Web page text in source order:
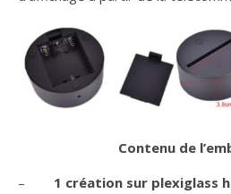
Contenu de
– 1 création sur plexiglass